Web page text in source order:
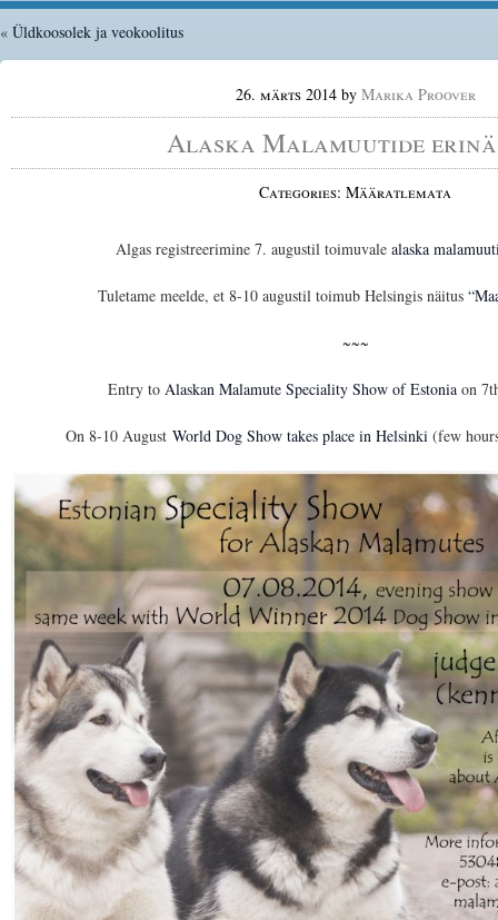
« Üldkoosolek ja veokoolitus
26. märts 2014 by Marika Proover
Alaska Malamuutide
Categories: Määratlemata
Algas registreerimine 7. augustil toimuvalealaska
Tuletame meelde, et 8-10 augustil toimub Helsingis näitus
~~~
Entry to Alaskan Malamute Speciality Show of Estonia on
On 8-10 August World Dog Show takes place in Helsinki (few